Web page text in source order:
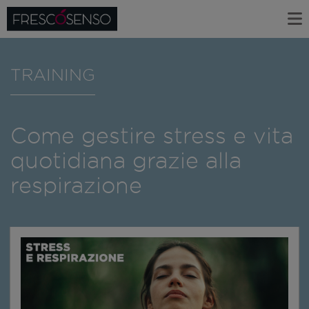
TRAINING
Come gestire stress e vita
quotidiana grazie alla
respirazione